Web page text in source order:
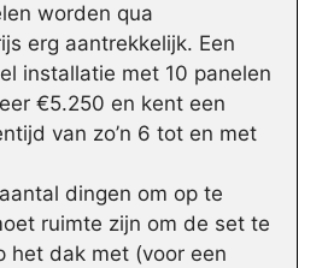
worden qua
erg aantrekkelijk. Een
installatie met 10 panelen
€5.250 en kent een
van zo’n 6 tot en met
dingen om op te
ruimte zijn om de set te
het dak met (voor een